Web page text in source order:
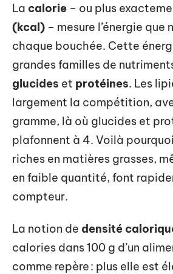
La calorie – ou plus
(kcal) – mesure l’énergie que
chaque bouchée. Cette
grandes familles de
glucides et protéines. Les
largement la compétition,
gramme, là où glucides et
plafonnent à 4. Voilà
riches en matières grasses,
en faible quantité, font
compteur.
La notion de densité
calories dans 100 g d’un
comme repère : plus elle est